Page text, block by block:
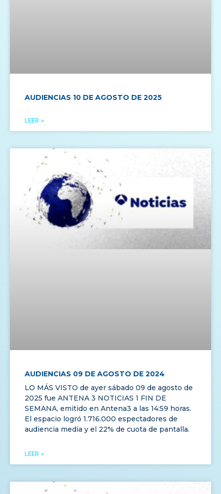
AUDIENCIAS 10 DE AGOSTO DE 2025
LEER »
AUDIENCIAS 09 DE AGOSTO DE 2024
LO MÁS VISTO de ayer sábado 09 de agosto de
2025 fue ANTENA 3 NOTICIAS 1 FIN DE
SEMANA, emitido en Antena3 a las 14:59 horas.
El espacio logró 1.716.000 espectadores de
audiencia media y el 22% de cuota de pantalla.
LEER »